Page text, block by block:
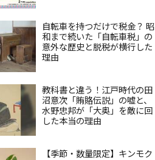
自転車を持つだけで税金？ 昭
和まで続いた「自転車税」の
意外な歴史と脱税が横行した
理由
教科書と違う！江戸時代の田
沼意次「賄賂伝説」の嘘と、
水野忠邦が「大奥」を敵に回
した本当の理由
【季節・数量限定】キンモク